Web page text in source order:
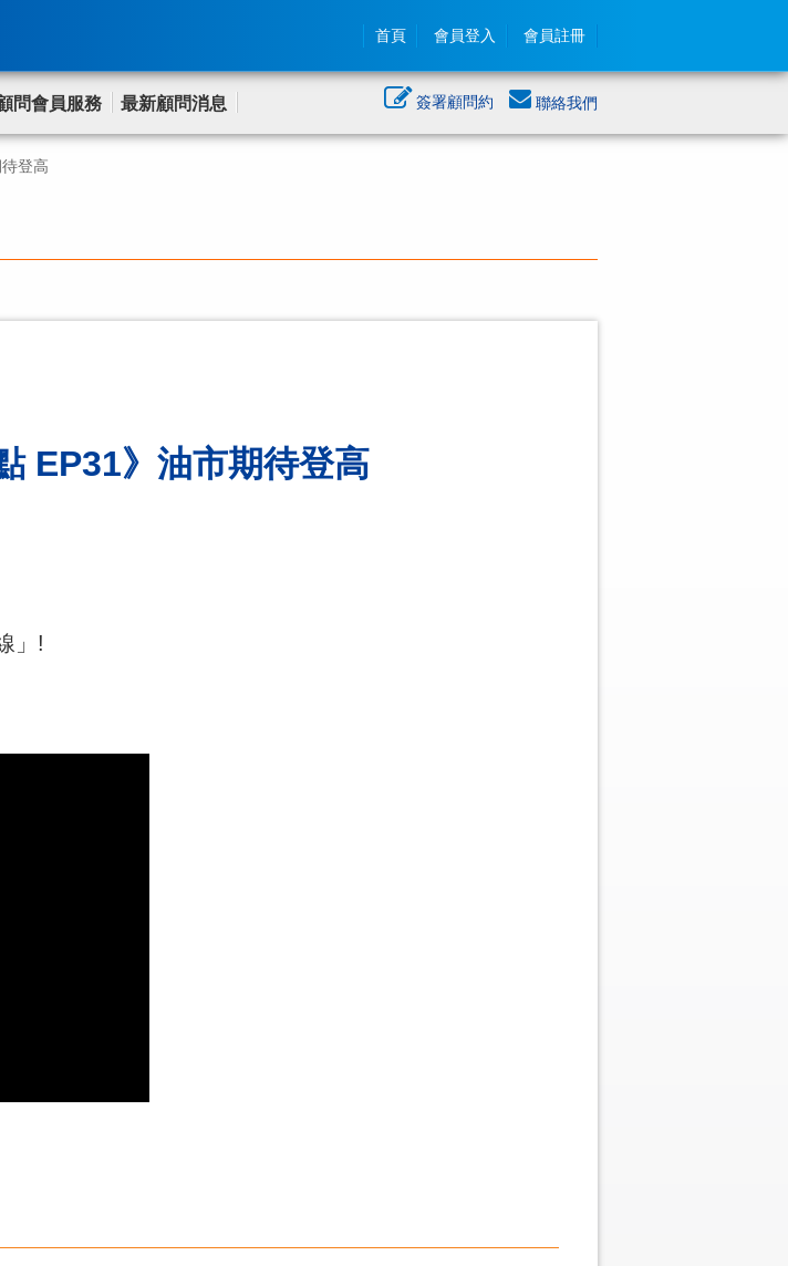
首頁 會員登入 會員註冊
問會員服務 最新顧問消息 簽署顧問約 聯絡我們
登高
EP31》油市期待登高
」!